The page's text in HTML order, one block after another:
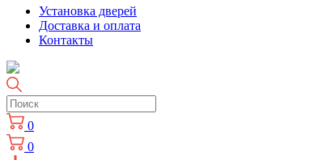
Установка дверей
Доставка и оплата
Контакты
0
0